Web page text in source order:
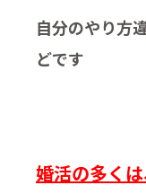
自分のやり方
どです
婚活の多く